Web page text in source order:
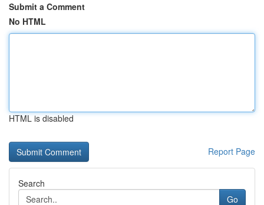
Submit a Comment
No HTML
HTML is disabled
Report Page
Search
Go